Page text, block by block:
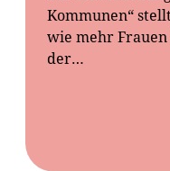
Kommunen“
wie mehr
der…